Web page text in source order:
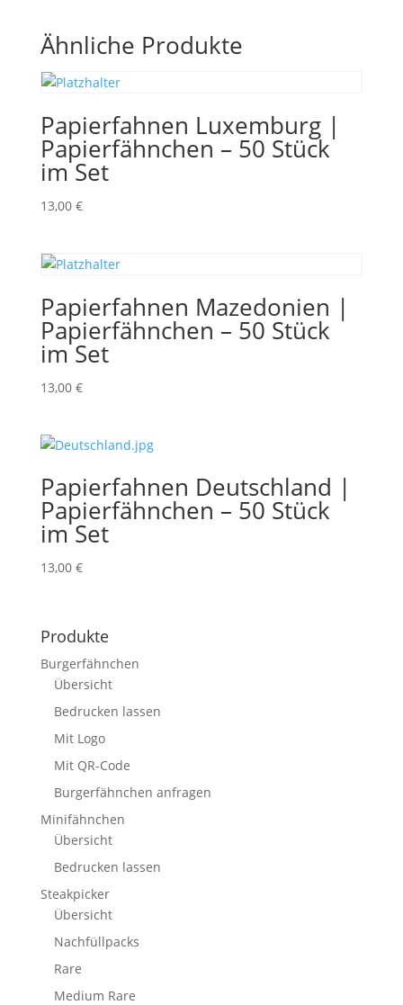
Ähnliche Produkte
Papierfahnen Luxemburg |
Papierfähnchen – 50 Stück
im Set
13,00 €
Papierfahnen Mazedonien |
Papierfähnchen – 50 Stück
im Set
13,00 €
Papierfahnen Deutschland |
Papierfähnchen – 50 Stück
im Set
13,00 €
Produkte
Burgerfähnchen
Übersicht
Bedrucken lassen
Mit Logo
Mit QR-Code
Burgerfähnchen anfragen
Minifähnchen
Übersicht
Bedrucken lassen
Steakpicker
Übersicht
Nachfüllpacks
Rare
Medium Rare